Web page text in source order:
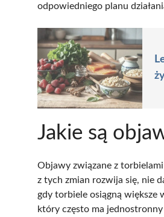
odpowiedniego planu
Jakie są
Objawy związane z
z tych zmian rozwija się, nie
gdy torbiele osiągną
który często ma